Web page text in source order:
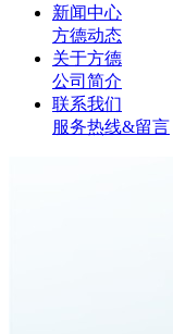
新闻中心
方德动态
关于方德
公司简介
联系我们
服务热线&留言